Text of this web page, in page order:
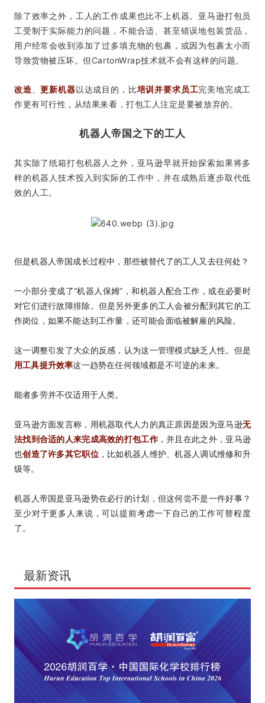
除了效率之外，工人的工作成果也比不上机器。亚马逊打包员
工受制于实际能力的问题，不能合适、甚至错误地包装货品，
用户经常会收到添加了过多填充物的包裹，或因为包裹太小而
导致货物被压坏。但CartonWrap技术就不会有这样的问题。
改造 、更新机器以达成目的，比培训并要求员工完美地完成工
作更有可行性，从结果来看，打包工人注定是要被放弃的。
机器人帝国之下的工人
其实除了纸箱打包机器人之外，亚马逊早就开始探索如果将多
样的机器人技术投入到实际的工作中，并在成熟后逐步取代低
效的人工。
但是机器人帝国成长过程中，那些被替代了的工人又去往何处？
一小部分变成了“机器人保姆”，和机器人配合工作，或在必要时
对它们进行故障排除。但是另外更多的工人会被分配到其它的工
作岗位，如果不能达到工作量，还可能会面临被解雇的风险。
这一调整引发了大众的反感，认为这一管理模式缺乏人性。但是
用工具提升效率这一趋势在任何领域都是不可逆的未来。
能者多劳并不仅适用于人类。
亚马逊方面发言称，用机器取代人力的真正原因是因为亚马逊无
法找到合适的人来完成高效的打包工作，并且在此之外，亚马逊
也创造了许多其它职位，比如机器人维护、机器人调试维修和升
级等。
机器人帝国是亚马逊势在必行的计划，但这何尝不是一件好事？
至少对于更多人来说，可以提前考虑一下自己的工作可替程度
了。
最新资讯